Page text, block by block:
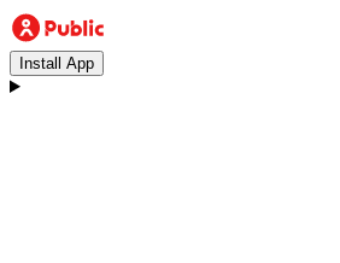
Install App